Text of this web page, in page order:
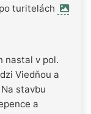
turitelách
nastal v pol.
Viedňou a
stavbu
a